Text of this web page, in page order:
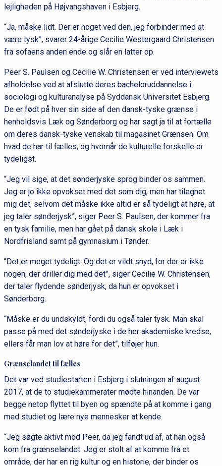
lejligheden på Højvangshaven i Esbjerg.
“Ja, måske lidt. Der er noget ved den, jeg forbinder med at
være tysk”, svarer 24-årige Cecilie Westergaard Christensen
fra sofaens anden ende og slår en latter op.
Peer S. Paulsen og Cecilie W. Christensen er ved interviewets
afholdelse ved at afslutte deres bacheloruddannelse i
sociologi og kulturanalyse på Syddansk Universitet Esbjerg.
De er født på hver sin side af den dansk-tyske grænse i
henholdsvis Læk og Sønderborg og har sagt ja til at fortælle
om deres dansk-tyske venskab til magasinet Grænsen. Om
hvad de har til fælles, og hvornår de kulturelle forskelle er
tydeligst.
“Jeg vil sige, at det sønderjyske sprog binder os sammen.
Jeg er jo ikke opvokset med det som dig, men har tilegnet
mig det, selvom det måske ikke altid er så tydeligt at høre, at
jeg taler sønderjysk”, siger Peer S. Paulsen, der kommer fra
en tysk familie, men har gået på dansk skole i Læk i
Nordfrisland samt på gymnasium i Tønder.
“Det er meget tydeligt. Og det er vildt snyd, for der er ikke
nogen, der driller dig med det”, siger Cecilie W. Christensen,
der taler flydende sønderjysk, da hun er opvokset i
Sønderborg.
“Måske er du undskyldt, fordi du også taler tysk. Man skal
passe på med det sønderjyske i de her akademiske kredse,
ellers får man lov at høre for det”, tilføjer hun.
Grænselandet til fælles
Det var ved studiestarten i Esbjerg i slutningen af august
2017, at de to studiekammerater mødte hinanden. De var
begge netop flyttet til byen og spændte på at komme i gang
med studiet og lære nye mennesker at kende.
“Jeg søgte aktivt mod Peer, da jeg fandt ud af, at han også
kom fra grænselandet. Jeg er stolt af at komme fra et
område, der har en rig kultur og en historie, der binder os